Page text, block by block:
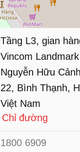
Tầng L3, gian
Vincom
Nguyễn Hữu
22, Bình Thạnh,
Việt Nam
Chỉ đường
1800 6909